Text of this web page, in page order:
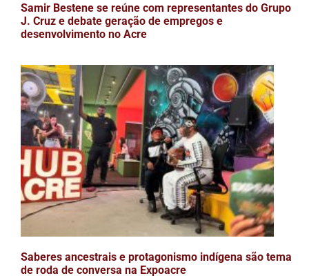
Samir Bestene se reúne com representantes do Grupo
J. Cruz e debate geração de empregos e
desenvolvimento no Acre
Saberes ancestrais e protagonismo indígena são tema
de roda de conversa na Expoacre